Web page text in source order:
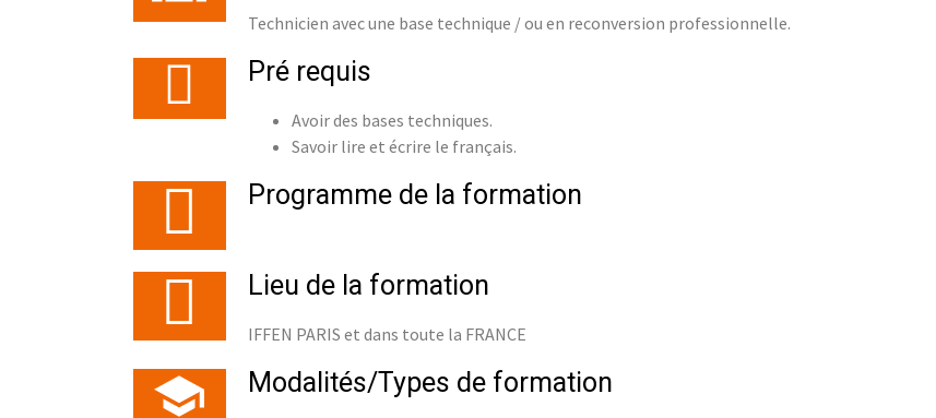
Technicien avec une base technique / ou en reconversion professionnelle.
Pré requis
Avoir des bases techniques.
Savoir lire et écrire le français.
Programme de la formation
Lieu de la formation
IFFEN PARIS et dans toute la FRANCE
Modalités/Types de formation